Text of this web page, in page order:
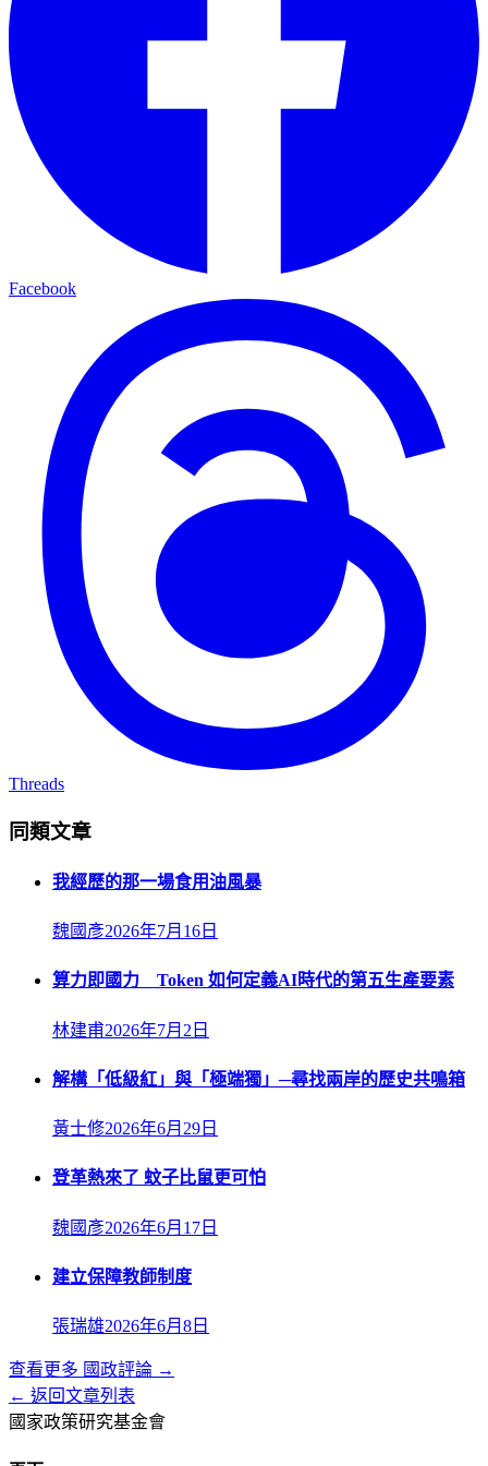
Facebook
Threads
同類文章
我經歷的那一場食用油風暴
魏國彥2026年7月16日
算力即國力 Token 如何定義AI時代的第五生產要素
林建甫2026年7月2日
解構「低級紅」與「極端獨」─尋找兩岸的歷史共鳴箱
黃士修2026年6月29日
登革熱來了 蚊子比鼠更可怕
魏國彥2026年6月17日
建立保障教師制度
張瑞雄2026年6月8日
查看更多 國政評論 →
← 返回文章列表
國家政策研究基金會